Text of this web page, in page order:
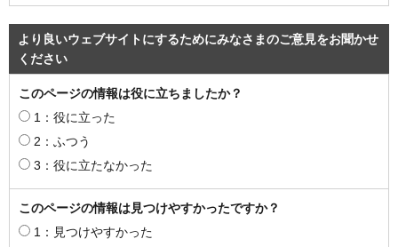
より良いウェブサイトにするためにみなさまのご意見をお聞かせ
ください
このページの情報は役に立ちましたか？
1：役に立った
2：ふつう
3：役に立たなかった
このページの情報は見つけやすかったですか？
1：見つけやすかった